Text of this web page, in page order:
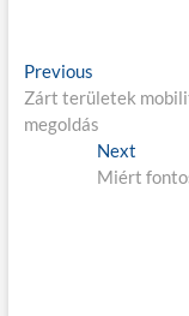
B
e
Previous
r
e
v
Zárt területek
megoldás
Next
e
Miért